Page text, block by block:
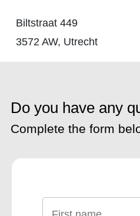
Biltstraat 449
3572 AW, Utrecht
Do you have any
Complete the form
Name *